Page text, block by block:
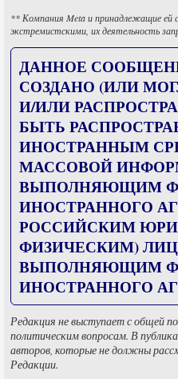
** Компания Meta и принадлежащие ей
экстремистскими, их деятельность
ДАННОЕ
СОЗДАНО (ИЛИ
И/ИЛИ
БЫТЬ
ИНОСТРАННЫМ
МАССОВОЙ
ВЫПОЛНЯЮЩИМ
ИНОСТРАННОГО
РОССИЙСКИМ
ФИЗИЧЕСКИМ)
ВЫПОЛНЯЮЩИМ
ИНОСТРАННОГО
Редакция не выступает с общей
политическим вопросам. В
авторов, которые не должны
Редакции.